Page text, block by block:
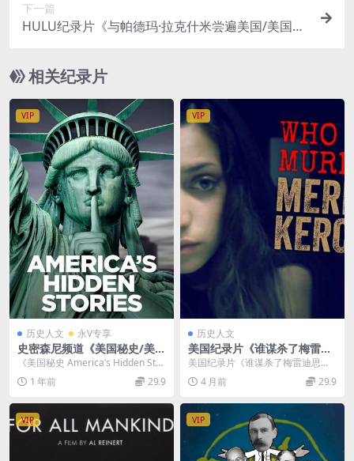
下一篇
HULU纪录片《与帕德玛·拉克什米尝遍美国/美国饮
21》第1-2季全20集 英语中英双字 官方纯净版 4K超
清/2160P/1080P/MKV/39.8G
相关纪录片
VIP
历史人文 永V专享
史密森尼频道《美国秘史/美国
隐藏的故事 America’s Hidde
n Stories 2023》第1-3季全2
0集 英语中英双字 无水印纯净
《美国秘史 America’s Hidden Stor
ies 202...
1 年前 29.9
VIP
历史人文
美国纪录片《谁谋杀了梅雷迪
思·克彻？Who Murdered M
eredith Kercher? 2022》全2
集 英语中英双字 官方纯净版 1
人案
美国纪录片《谁谋杀了梅雷迪思・
克彻？》（Who Murdered Meredi
t... 4 月前 29.9
VIP VIP